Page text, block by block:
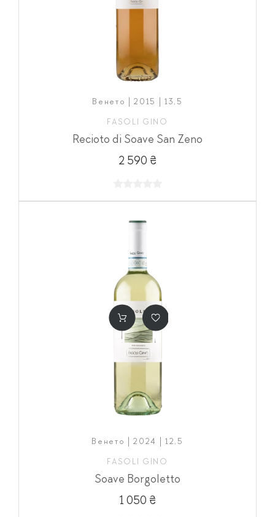
Венето | 2015 | 13,5
FASOLI GINO
Recioto di Soave San Zeno
2 590 ₴
Венето | 2024 | 12,5
FASOLI GINO
Soave Borgoletto
1 050 ₴